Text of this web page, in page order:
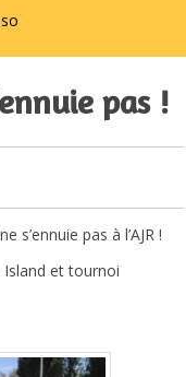
pas !
s’ennuie pas à l’AJR !
et tournoi